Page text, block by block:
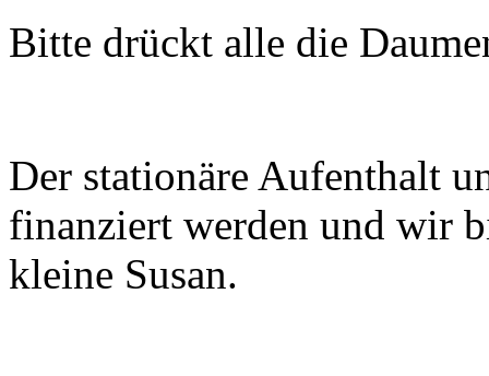
Bitte drückt alle die
Der stationäre Aufenthalt
finanziert werden und wir
kleine Susan.